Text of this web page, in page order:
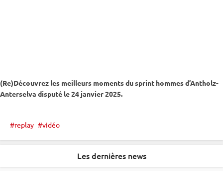
(Re)Découvrez les meilleurs moments dusprint hommes d’Antholz-
Anterselva disputé le 24 janvier 2025.
replay vidéo
Les dernières news